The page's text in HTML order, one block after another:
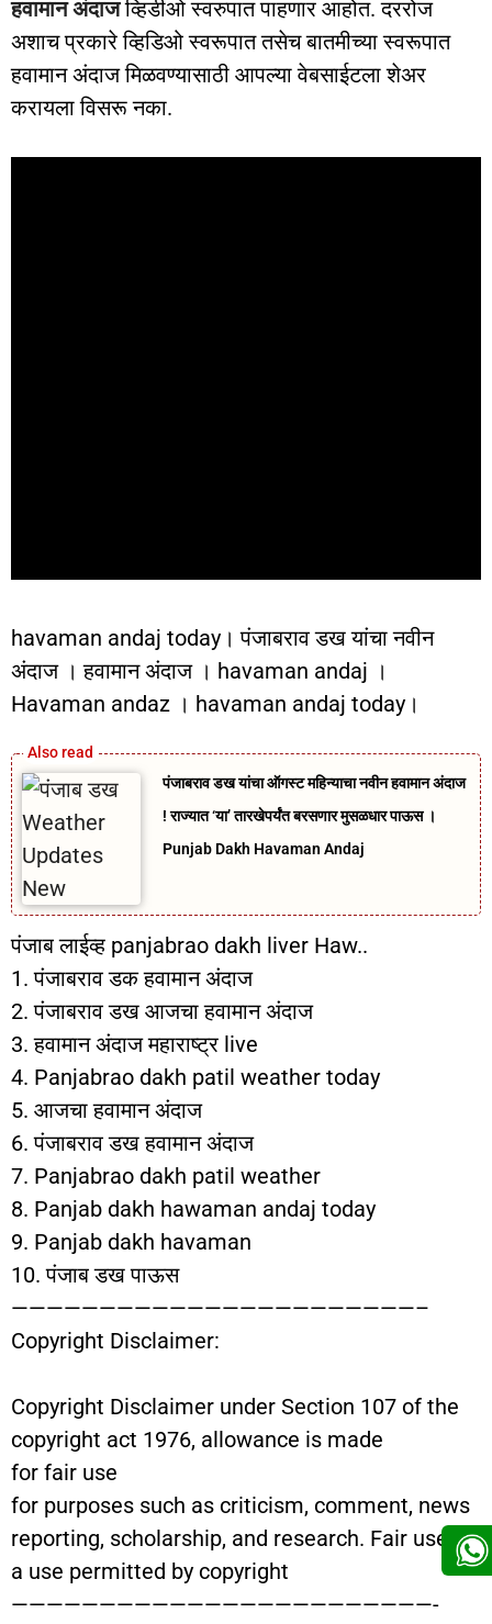
हवामान अंदाजव्हिडीओ स्वरुपात पाहणार आहोत. दररोज
अशाच प्रकारे व्हिडिओ स्वरूपात तसेच बातमीच्या स्वरूपात
हवामान अंदाज मिळवण्यासाठी आपल्या वेबसाईटला शेअर
करायला विसरू नका.
havaman andaj today। पंजाबराव डख यांचा नवीन
अंदाज । हवामान अंदाज । havaman andaj ।
Havaman andaz । havaman andaj today।
पंजाबराव डख यांचा ऑगस्ट महिन्याचा नवीन हवामान अंदाज
! राज्यात ‘या’ तारखेपर्यंत बरसणार मुसळधार पाऊस ।
Punjab Dakh Havaman Andaj
पंजाब लाईव्ह panjabrao dakh liver Haw..
1. पंजाबराव डक हवामान अंदाज
2. पंजाबराव डख आजचा हवामान अंदाज
3. हवामान अंदाज महाराष्ट्र live
4. Panjabrao dakh patil weather today
5. आजचा हवामान अंदाज
6. पंजाबराव डख हवामान अंदाज
7. Panjabrao dakh patil weather
8. Panjab dakh hawaman andaj today
9. Panjab dakh havaman
10. पंजाब डख पाऊस
———————————————————————–
Copyright Disclaimer:
Copyright Disclaimer under Section 107 of the
copyright act 1976, allowance is made
for fair use
for purposes such as criticism, comment, news
reporting, scholarship, and research. Fair use is
a use permitted by copyright
————————————————————————-